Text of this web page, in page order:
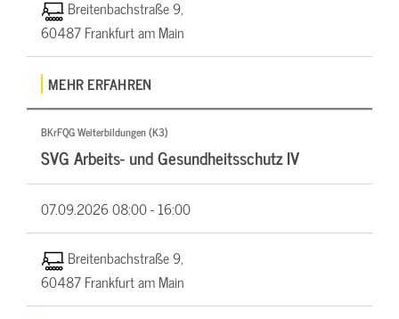
Breitenbachstraße 9,
60487 Frankfurt am Main
MEHR ERFAHREN
BKrFQG Weiterbildungen (K3)
SVG Arbeits- und Gesundheitsschutz IV
07.09.202608:00 - 16:00
Breitenbachstraße 9,
60487 Frankfurt am Main